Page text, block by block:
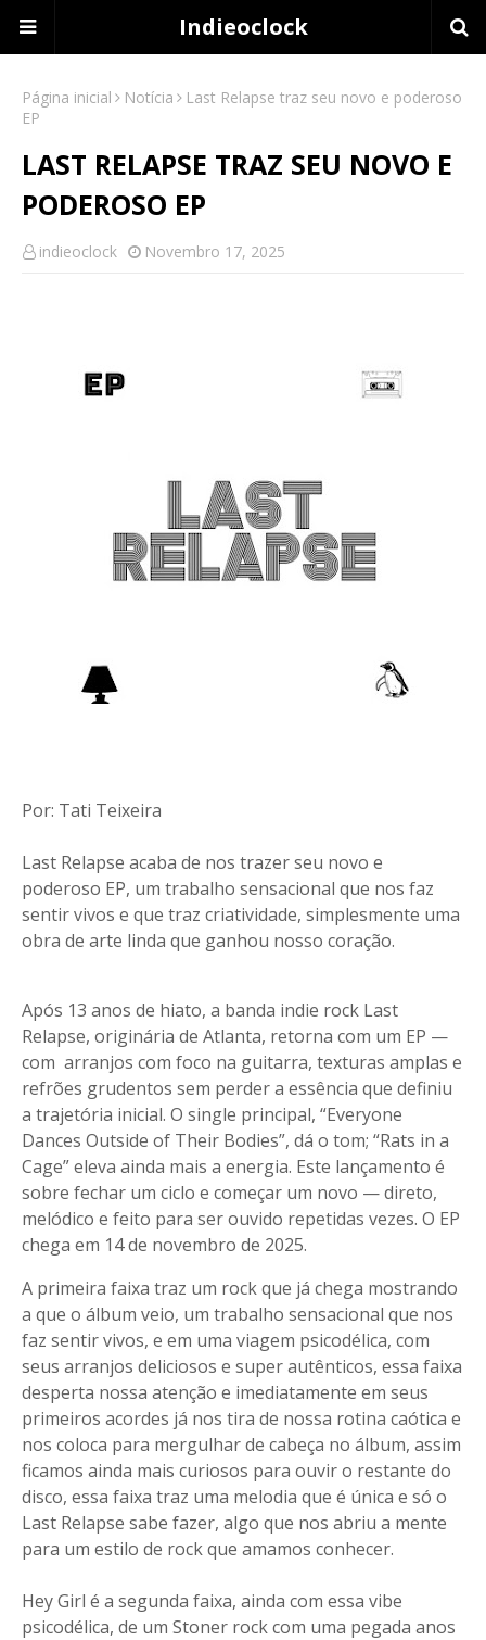
Indieoclock
Página inicial Notícia
Last Relapse traz seu novo e poderoso
EP
LAST RELAPSE TRAZ SEU NOVO E
PODEROSO EP
indieoclock Novembro 17, 2025
Por: Tati Teixeira
Last Relapse acaba de nos trazer seu novo e
poderoso EP, um trabalho sensacional que nos faz
sentir vivos e que traz criatividade, simplesmente uma
obra de arte linda que ganhou nosso coração.
Após 13 anos de hiato, a banda indie rock Last
Relapse, originária de Atlanta, retorna com um EP —
com arranjos com foco na guitarra, texturas amplas e
refrões grudentos sem perder a essência que definiu
a trajetória inicial. O single principal, “Everyone
Dances Outside of Their Bodies”, dá o tom; “Rats in a
Cage” eleva ainda mais a energia. Este lançamento é
sobre fechar um ciclo e começar um novo — direto,
melódico e feito para ser ouvido repetidas vezes. O EP
chega em 14 de novembro de 2025.
A primeira faixa traz um rock que já chega mostrando
a que o álbum veio, um trabalho sensacional que nos
faz sentir vivos, e em uma viagem psicodélica, com
seus arranjos deliciosos e super autênticos, essa faixa
desperta nossa atenção e imediatamente em seus
primeiros acordes já nos tira de nossa rotina caótica e
nos coloca para mergulhar de cabeça no álbum, assim
ficamos ainda mais curiosos para ouvir o restante do
disco, essa faixa traz uma melodia que é única e só o
Last Relapse sabe fazer, algo que nos abriu a mente
para um estilo de rock que amamos conhecer.
Hey Girl é a segunda faixa, ainda com essa vibe
psicodélica, de um Stoner rock com uma pegada anos